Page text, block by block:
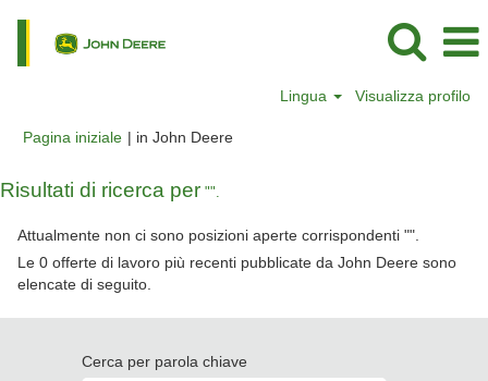
Lingua Visualizza profilo
Pagina iniziale | in John Deere(pagina
Risultati di ricerca per "".
Attualmente non ci sono posizioni aperte corrispondenti "".
Le 0 offerte di lavoro più recenti pubblicate da John Deere sono
elencate di seguito.
Cerca per parola chiave